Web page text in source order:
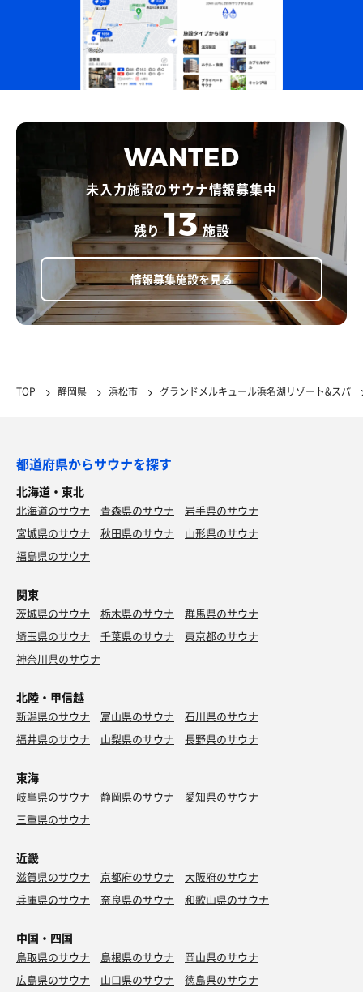
WANTED
未入力施設のサウナ情報募集中
残り 13 施設
情報募集施設を見る
TOP 静岡県 浜松市 グランドメルキュール浜名湖リゾート&スパ
都道府県からサウナを探す
北海道・東北
北海道のサウナ 青森県のサウナ
岩手県のサウナ
宮城県のサウナ
秋田県のサウナ
山形県のサウナ
福島県のサウナ
関東
茨城県のサウナ 栃木県のサウナ
群馬県のサウナ
埼玉県のサウナ
千葉県のサウナ
東京都のサウナ
神奈川県のサウナ
北陸・甲信越
新潟県のサウナ 富山県のサウナ
石川県のサウナ
福井県のサウナ
山梨県のサウナ 長野県のサウナ
東海
岐阜県のサウナ 静岡県のサウナ
愛知県のサウナ
三重県のサウナ
近畿
滋賀県のサウナ 京都府のサウナ
大阪府のサウナ
兵庫県のサウナ
奈良県のサウナ 和歌山県のサウナ
中国・四国
鳥取県のサウナ 島根県のサウナ
岡山県のサウナ
広島県のサウナ
山口県のサウナ
徳島県のサウナ